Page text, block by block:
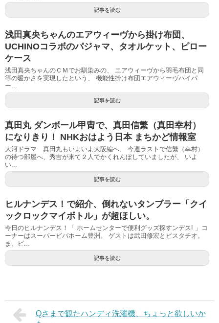
記事を読む
浅田真央ちゃんのエアウィーヴから掛け布団、
UCHINOコラボのパジャマ、タオルケット、ピロー
ケース
浅田真央ちゃんのＣＭでお馴染みの、 エアウィーヴから羽毛布団と同
等の暖かさを実現したという、 機能性掛け布団エアウィーヴハイパ
ー...
記事を読む
真田丸 ダンボール甲冑で、真田信繁（真田幸村）
になりきり！ NHKおはよう日本 まちかど情報室
大河ドラマ 真田丸もいよいよ大阪編へ、 今週ラストで信繁（幸村）
の待つ部屋へ、秀吉が来て２人でかくれんぼしていましたが、 いよ
い...
記事を読む
ヒルナンデス！で紹介、倒れないタンブラー「クイ
ックロックマイボトル」が超ほしい。
今日のヒルナンデス！「 ホームセンターで便利グッズ探すンデス! 」コ
ーナーはスーパービバホーム豊洲。 ゲストは武田修宏とピスタチオ。
ま、ピ...
記事を読む
Qさまで観たハンディ洗濯機、ちょっと欲しいか